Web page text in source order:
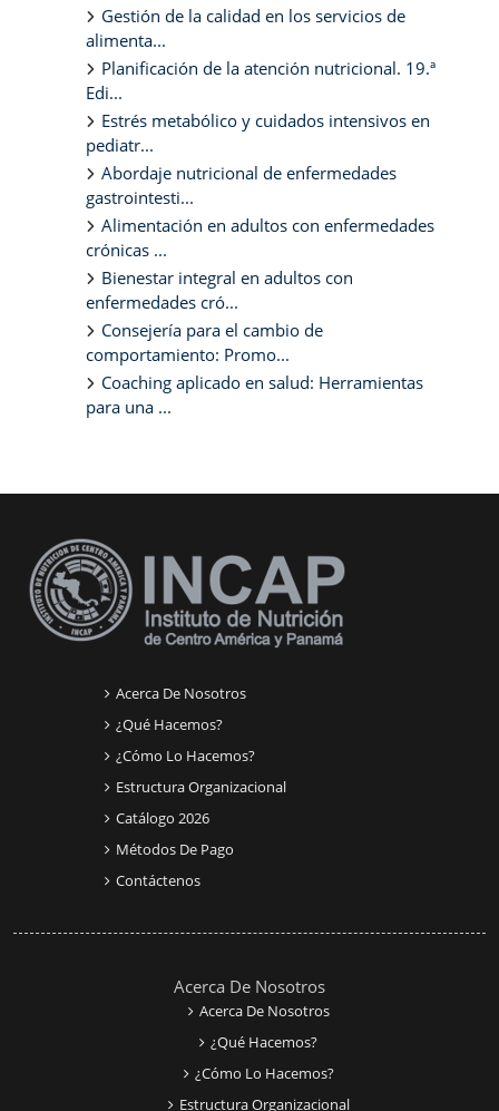
Gestión de la calidad en los servicios de
alimenta...
Planificación de la atención nutricional. 19.ª
Edi...
Estrés metabólico y cuidados intensivos en
pediatr...
Abordaje nutricional de enfermedades
gastrointesti...
Alimentación en adultos con enfermedades
crónicas ...
Bienestar integral en adultos con
enfermedades cró...
Consejería para el cambio de
comportamiento: Promo...
Coaching aplicado en salud: Herramientas
para una ...
Bloques suplementarios
Acerca De Nosotros
¿Qué Hacemos?
¿Cómo Lo Hacemos?
Estructura Organizacional
Catálogo 2026
Métodos De Pago
Contáctenos
Acerca De Nosotros
Acerca De Nosotros
¿Qué Hacemos?
¿Cómo Lo Hacemos?
Estructura Organizacional